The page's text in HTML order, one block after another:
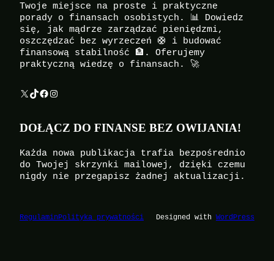
Twoje miejsce na proste i praktyczne
porady o finansach osobistych. 📊 Dowiedz
się, jak mądrze zarządzać pieniędzmi,
oszczędzać bez wyrzeczeń 🛟 i budować
finansową stabilność 🏦. Oferujemy
praktyczną wiedzę o finansach. 🚀
X TikTok Facebook Instagram
DOŁĄCZ DO FINANSE BEZ OWIJANIA!
Każda nowa publikacja trafia bezpośrednio
do Twojej skrzynki mailowej, dzięki czemu
nigdy nie przegapisz żadnej aktualizacji.
RegulaminPolityka prywatności Designed with WordPress